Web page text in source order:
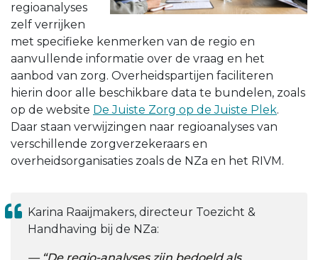
regioanalyses
zelf verrijken
met specifieke kenmerken van de regio en
aanvullende informatie over de vraag en het
aanbod van zorg. Overheidspartijen faciliteren
hierin door alle beschikbare data te bundelen, zoals
op de website De Juiste Zorg op de Juiste Plek.
Daar staan verwijzingen naar regioanalyses van
verschillende zorgverzekeraars en
overheidsorganisaties zoals de NZa en het RIVM.
Karina Raaijmakers, directeur Toezicht &
Handhaving bij de NZa: